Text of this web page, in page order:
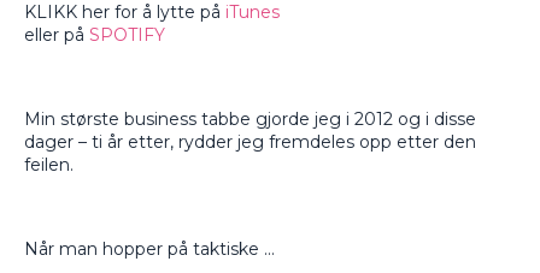
KLIKK her for å lytte på iTunes
eller på SPOTIFY
Min største business tabbe gjorde jeg i 2012 og i disse
dager – ti år etter, rydder jeg fremdeles opp etter den
feilen.
Når man hopper på taktiske ...